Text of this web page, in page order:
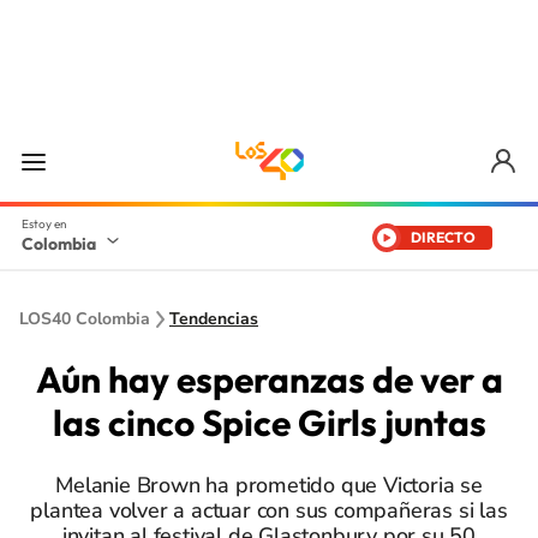
Colombia DIRECTO
LOS40 Colombia Tendencias
Aún hay esperanzas de ver a
las cinco Spice Girls juntas
Melanie Brown ha prometido que Victoria se
plantea volver a actuar con sus compañeras si las